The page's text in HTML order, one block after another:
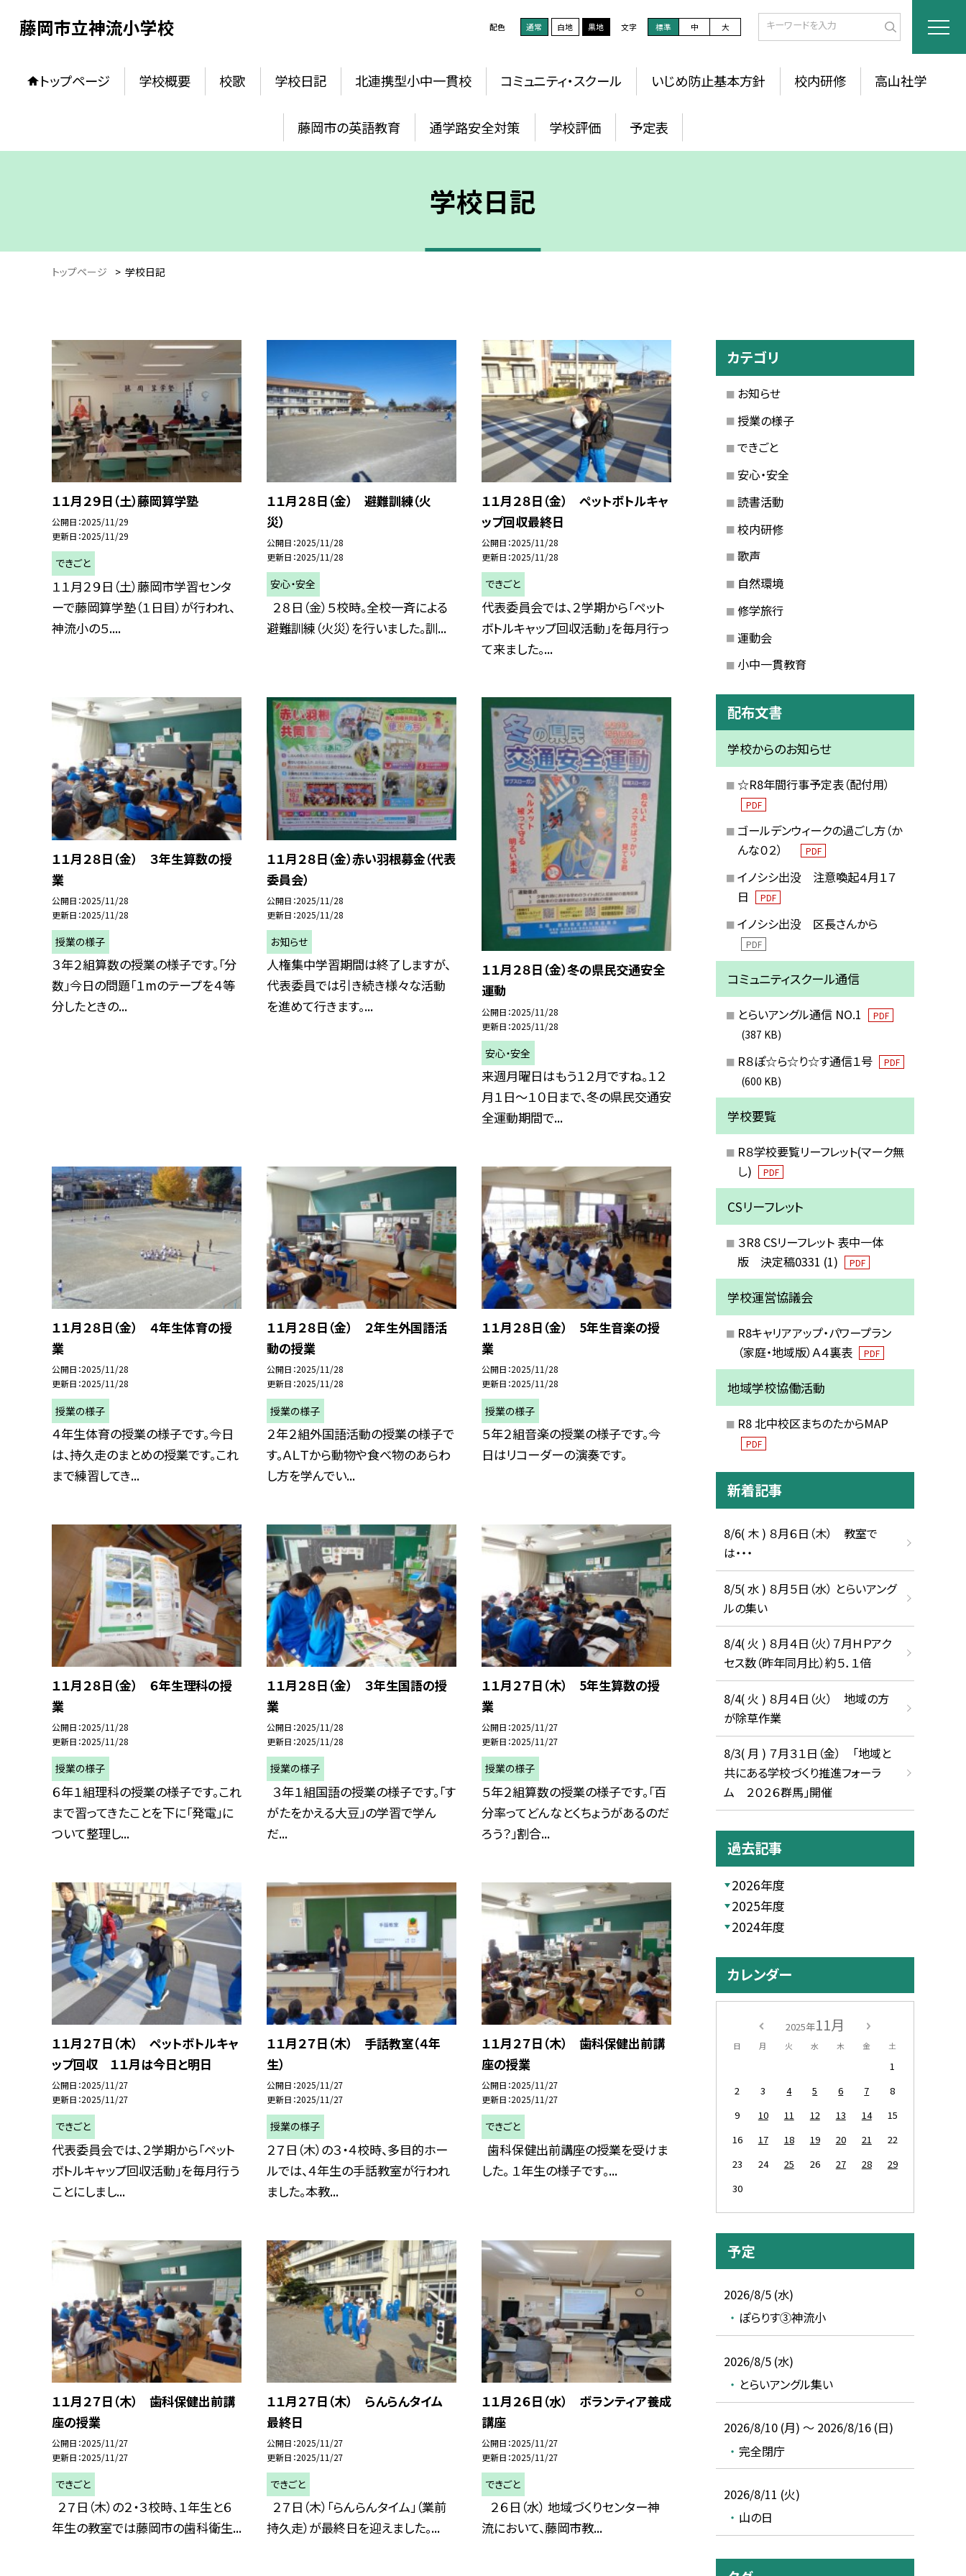
藤岡市立神流小学校 配色 通常 白地 黒地 文字 標準 中 大
トップページ 学校概要 校歌 学校日記 北連携型小中一貫校 コミュニティ・スクール いじめ防止基本方針 校内研修 高山社学
藤岡市の英語教育 通学路安全対策 学校評価 予定表
学校日記
トップページ > 学校日記
１１月２９日（土）藤岡算学塾
公開日 2025/11/29
更新日 2025/11/29
できごと
１１月２９日（土）藤岡市学習センタ
ーで藤岡算学塾（１日目）が行われ、
神流小の５....
１１月２８日（金） 避難訓練（火
災）
公開日 2025/11/28
更新日 2025/11/28
安心・安全
２８日（金）５校時。全校一斉による
避難訓練（火災）を行いました。訓...
１１月２８日（金） ペットボトルキャ
ップ回収最終日
公開日 2025/11/28
更新日 2025/11/28
できごと
代表委員会では、２学期から「ペット
ボトルキャップ回収活動」を毎月行っ
て来ました。...
１１月２８日（金） ３年生算数の授
業
公開日 2025/11/28
更新日 2025/11/28
授業の様子
３年２組算数の授業の様子です。「分
数」今日の問題「１mのテープを４等
分したときの...
１１月２８日（金）赤い羽根募金（代表
委員会）
公開日 2025/11/28
更新日 2025/11/28
お知らせ
人権集中学習期間は終了しますが、
代表委員では引き続き様々な活動
を進めて行きます。...
１１月２８日（金）冬の県民交通安全
運動
公開日 2025/11/28
更新日 2025/11/28
安心・安全
来週月曜日はもう１２月ですね。１２
月１日～１０日まで、冬の県民交通安
全運動期間で...
１１月２８日（金） ４年生体育の授
業
公開日 2025/11/28
更新日 2025/11/28
授業の様子
４年生体育の授業の様子です。今日
は、持久走のまとめの授業です。これ
まで練習してき...
１１月２８日（金） ２年生外国語活
動の授業
公開日 2025/11/28
更新日 2025/11/28
授業の様子
２年２組外国語活動の授業の様子で
す。ＡＬＴから動物や食べ物のあらわ
し方を学んでい...
１１月２８日（金） 5年生音楽の授
業
公開日 2025/11/28
更新日 2025/11/28
授業の様子
５年２組音楽の授業の様子です。今
日はリコーダーの演奏です。
１１月２８日（金） ６年生理科の授
業
公開日 2025/11/28
更新日 2025/11/28
授業の様子
６年１組理科の授業の様子です。これ
まで習ってきたことを下に「発電」に
ついて整理し...
１１月２８日（金） ３年生国語の授
業
公開日 2025/11/28
更新日 2025/11/28
授業の様子
３年１組国語の授業の様子です。「す
がたをかえる大豆」の学習で学ん
だ...
１１月２７日（木） 5年生算数の授
業
公開日 2025/11/27
更新日 2025/11/27
授業の様子
５年２組算数の授業の様子です。「百
分率ってどんなとくちょうがあるのだ
ろう？」割合...
１１月２７日（木） ペットボトルキャ
ップ回収 １１月は今日と明日
公開日 2025/11/27
更新日 2025/11/27
できごと
代表委員会では、２学期から「ペット
ボトルキャップ回収活動」を毎月行う
ことにしまし...
１１月２７日（木） 手話教室（４年
生）
公開日 2025/11/27
更新日 2025/11/27
授業の様子
２７日（木）の３・４校時、多目的ホー
ルでは、４年生の手話教室が行われ
ました。本教...
１１月２７日（木） 歯科保健出前講
座の授業
公開日 2025/11/27
更新日 2025/11/27
できごと
歯科保健出前講座の授業を受けま
した。 １年生の様子です。...
１１月２７日（木） 歯科保健出前講
座の授業
公開日 2025/11/27
更新日 2025/11/27
できごと
２７日（木）の２・３校時、１年生と６
年生の教室では藤岡市の歯科衛生...
１１月２７日（木） らんらんタイム
最終日
公開日 2025/11/27
更新日 2025/11/27
できごと
２７日（木）「らんらんタイム」（業前
持久走）が最終日を迎えました。...
１１月２６日（水） ボランティア養成
講座
公開日 2025/11/27
更新日 2025/11/27
できごと
２６日（水） 地域づくりセンター神
流において、藤岡市教...
カテゴリ
お知らせ
授業の様子
できごと
安心・安全
読書活動
校内研修
歌声
自然環境
修学旅行
運動会
小中一貫教育
配布文書
学校からのお知らせ
☆R8年間行事予定表（配付用）
PDF
ゴールデンウィークの過ごし方（か
んな０２）
PDF
イノシシ出没 注意喚起４月１７
日
PDF
イノシシ出没 区長さんから
PDF
コミュニティスクール通信
とらいアングル通信 NO.1 PDF
(387 KB)
R８ぽ☆ら☆り☆す通信１号 PDF
(600 KB)
学校要覧
R８学校要覧リーフレット(マーク無
し)
PDF
CSリーフレット
３R8 CSリーフレット 表中一体
版 決定稿0331 (1)
PDF
学校運営協議会
R8キャリアアップ・パワープラン
（家庭・地域版）Ａ４裏表
PDF
地域学校協働活動
R8 北中校区まちのたからMAP
PDF
新着記事
8/6( 木 ) ８月６日（木） 教室で
は・・・
8/5( 水 ) ８月５日（水） とらいアング
ルの集い
8/4( 火 ) ８月４日（火）７月ＨＰアク
セス数（昨年同月比）約５．１倍
8/4( 火 ) ８月４日（火） 地域の方
が除草作業
8/3( 月 ) ７月３１日（金） 「地域と
共にある学校づくり推進フォーラ
ム ２０２６群馬」開催
過去記事
2026年度
2025年度
2024年度
カレンダー
2025年11月
日 月 火 水 木 金 土
1
2
3 4 5 6 7
8
9
10 11 12 13 14
15
16
17 18 19 20 21
22
23
24 25 26 27 28
29
30
予定
2026/8/5 (水)
ぽらりす③神流小
2026/8/5 (水)
とらいアングル集い
2026/8/10 (月) ～ 2026/8/16 (日)
完全閉庁
2026/8/11 (火)
山の日